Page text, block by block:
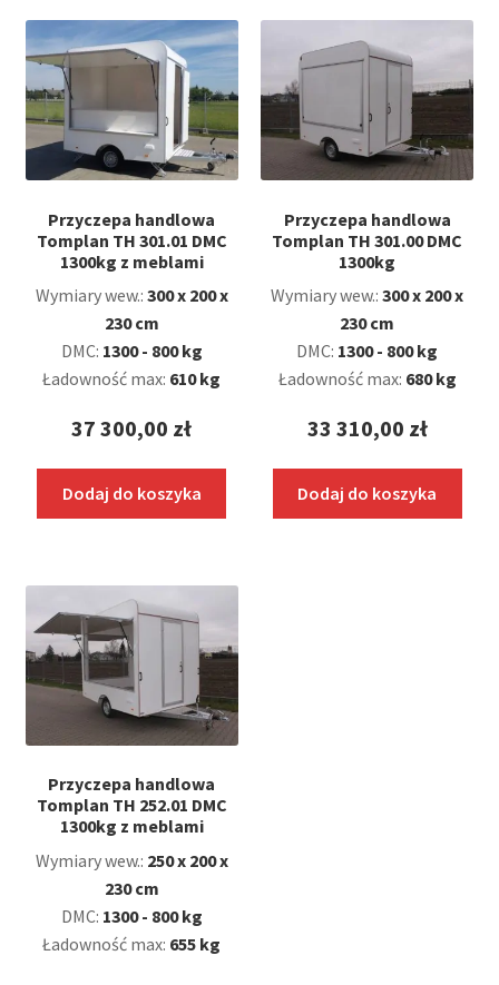
Przyczepa handlowa
Tomplan TH 301.01 DMC
1300kg z meblami
Wymiary wew.: 300 x 200 x
230 cm
DMC: 1300 - 800 kg
Ładowność max: 610 kg
37 300,00 zł
Dodaj do koszyka
Przyczepa handlowa
Tomplan TH 301.00 DMC
1300kg
Wymiary wew.:300 x 200 x
230 cm
DMC: 1300 - 800 kg
Ładowność max: 680 kg
33 310,00 zł
Dodaj do koszyka
Przyczepa handlowa
Tomplan TH 252.01 DMC
1300kg z meblami
Wymiary wew.: 250 x 200 x
230 cm
DMC: 1300 - 800 kg
Ładowność max: 655 kg